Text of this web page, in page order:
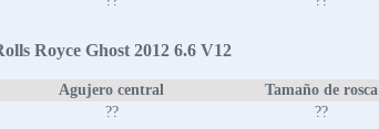
Royce Ghost 2012 6.6 V12
Agujero central Tamaño de rosca
?? ??